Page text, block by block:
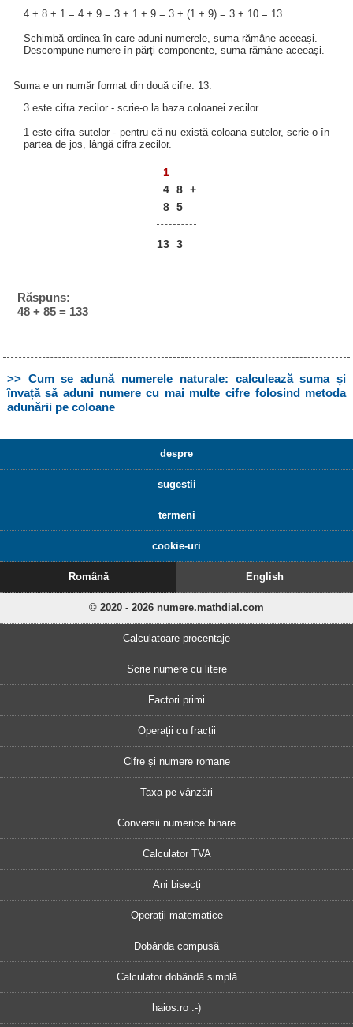
4 + 8 + 1 = 4 + 9 = 3 + 1 + 9 = 3 + (1 + 9) = 3 + 10 = 13
Schimbă ordinea în care aduni numerele, suma rămâne aceeași.
Descompune numere în părți componente, suma rămâne aceeași.
Suma e un număr format din două cifre: 13.
3 este cifra zecilor - scrie-o la baza coloanei zecilor.
1 este cifra sutelor - pentru că nu există coloana sutelor, scrie-o în
partea de jos, lângă cifra zecilor.
1
4 8 +
8 5
13 3
Răspuns:
48 + 85 = 133
>> Cum se adună numerele naturale: calculează suma și
învață să aduni numere cu mai multe cifre folosind metoda
adunării pe coloane
despre
sugestii
termeni
cookie-uri
Română English
© 2020 - 2026 numere.mathdial.com
Calculatoare procentaje
Scrie numere cu litere
Factori primi
Operații cu fracții
Cifre și numere romane
Taxa pe vânzări
Conversii numerice binare
Calculator TVA
Ani bisecți
Operații matematice
Dobânda compusă
Calculator dobândă simplă
haios.ro :-)